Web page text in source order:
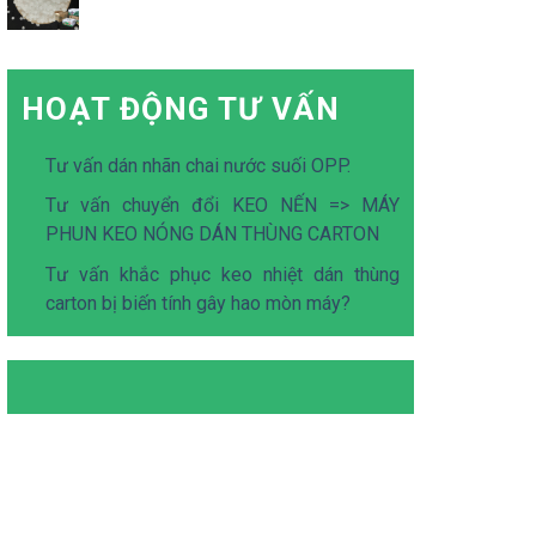
HOẠT ĐỘNG TƯ VẤN
Tư vấn dán nhãn chai nước suối OPP.
Tư vấn chuyển đổi KEO NẾN => MÁY
PHUN KEO NÓNG DÁN THÙNG CARTON
Tư vấn khắc phục keo nhiệt dán thùng
carton bị biến tính gây hao mòn máy?